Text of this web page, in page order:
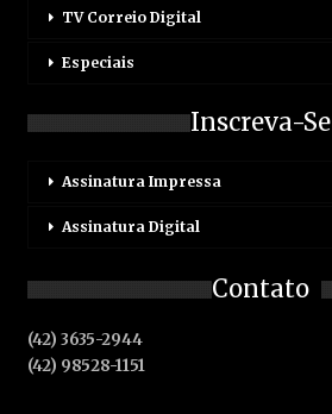
TV Correio Digital
Especiais
Inscreva-Se
Assinatura Impressa
Assinatura Digital
Contato
(42) 3635-2944
(42) 98528-1151